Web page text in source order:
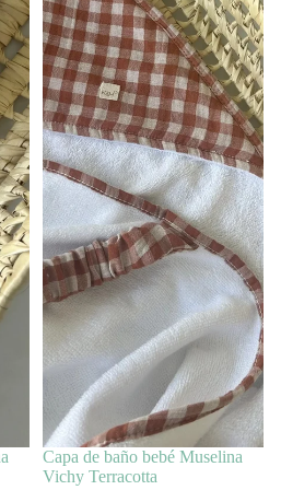
Capa de baño bebé Muselina
Vichy Terracotta